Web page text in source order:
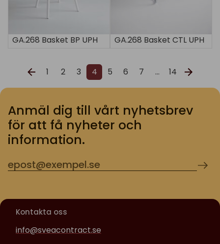
GA.268 Basket BP UPH GA.268 Basket CTL UPH
1 2 3 4 5 6 7 … 14
Anmäl dig till vårt nyhetsbrev
för att få nyheter och
information.
Kontakta oss
info@sveacontract.se